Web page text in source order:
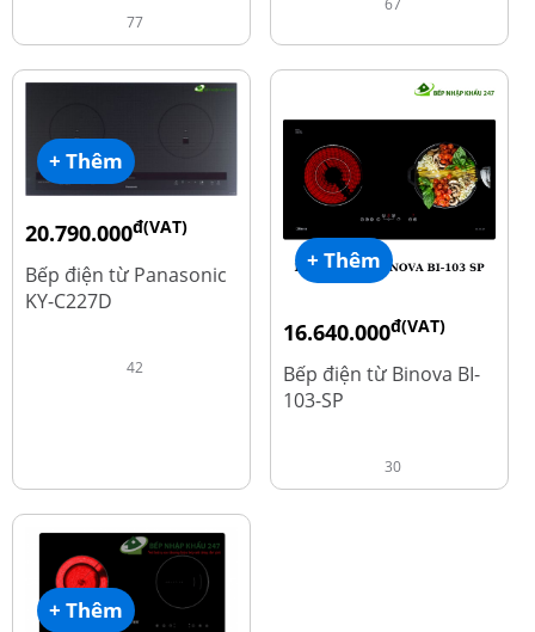
77
67
+ Thêm
20.790.000đ(VAT)
25.990.000
Bếp điện từ Panasonic
KY-C227D
42
+ Thêm
16.640.000đ(VAT)
Bếp điện từ Binova BI-
103-SP
30
+ Thêm